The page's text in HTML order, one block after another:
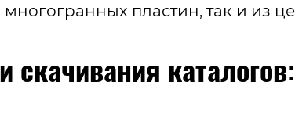
пластин, так и из
каталогов: